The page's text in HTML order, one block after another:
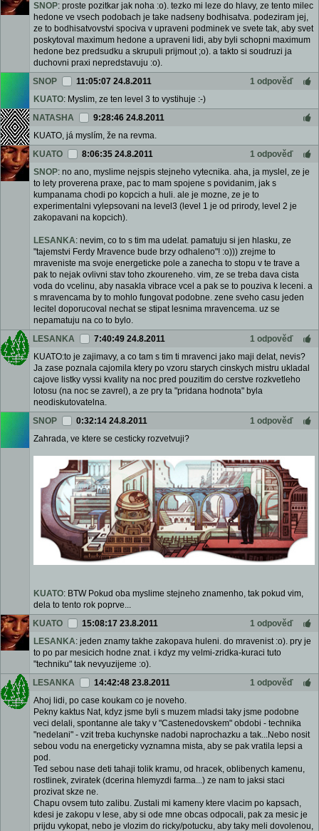
SNOP: proste pozitkar jak noha :o). tezko mi leze do hlavy, ze tento milec
hedone ve vsech podobach je take nadseny bodhisatva. podeziram jej,
ze to bodhisatvovstvi spociva v upraveni podminek ve svete tak, aby svet
poskytoval maximum hedone a upraveni lidi, aby byli schopni maximum
hedone bez predsudku a skrupuli prijmout ;o). a takto si soudruzi ja
duchovni praxi nepredstavuju :o).
SNOP
11:05:07 24.8.2011
1 odpověď
KUATO: Myslim, ze ten level 3 to vystihuje :-)
NATASHA
9:28:46 24.8.2011
KUATO, já myslím, že na revma.
KUATO
8:06:35 24.8.2011
1 odpověď
SNOP: no ano, myslime nejspis stejneho vytecnika. aha, ja myslel, ze je
to lety proverena praxe, pac to mam spojene s povidanim, jak s
kumpanama chodi po kopcich a huli. ale je mozne, ze je to
experimentalni vylepsovani na level3 (level 1 je od prirody, level 2 je
zakopavani na kopcich).
LESANKA: nevim, co to s tim ma udelat. pamatuju si jen hlasku, ze
"tajemstvi Ferdy Mravence bude brzy odhaleno"! :o))) zrejme to
mraveniste ma svoje energeticke pole a zanecha to stopu v te trave a
pak to nejak ovlivni stav toho zkoureneho. vim, ze se treba dava cista
voda do vcelinu, aby nasakla vibrace vcel a pak se to pouziva k leceni. a
s mravencama by to mohlo fungovat podobne. zene sveho casu jeden
lecitel doporucoval nechat se stipat lesnima mravencema. uz se
nepamatuju na co to bylo.
LESANKA
7:40:49 24.8.2011
1 odpověď
KUATO:to je zajimavy, a co tam s tim ti mravenci jako maji delat, nevis?
Ja zase poznala cajomila ktery po vzoru starych cinskych mistru ukladal
cajove listky vyssi kvality na noc pred pouzitim do cerstve rozkvetleho
lotosu (na noc se zavrel), a ze pry ta "pridana hodnota" byla
neodiskutovatelna.
SNOP
0:32:14 24.8.2011
1 odpověď
Zahrada, ve ktere se cesticky rozvetvuji?
KUATO: BTW Pokud oba myslime stejneho znamenho, tak pokud vim,
dela to tento rok poprve...
KUATO
15:08:17 23.8.2011
1 odpověď
LESANKA: jeden znamy takhe zakopava huleni. do mravenist :o). pry je
to po par mesicich hodne znat. i kdyz my velmi-zridka-kuraci tuto
"techniku" tak nevyuzijeme :o).
LESANKA
14:42:48 23.8.2011
1 odpověď
Ahoj lidi, po case koukam co je noveho.
Pekny kaktus Nat, kdyz jsme byli s muzem mladsi taky jsme podobne
veci delali, spontanne ale taky v "Castenedovskem" obdobi - technika
"nedelani" - vzit treba kuchynske nadobi naprochazku a tak...Nebo nosit
sebou vodu na energeticky vyznamna mista, aby se pak vratila lepsi a
pod.
Ted sebou nase deti tahaji tolik kramu, od hracek, oblibenych kamenu,
rostlinek, zviratek (dcerina hlemyzdi farma...) ze nam to jaksi staci
prozivat skze ne.
Chapu ovsem tuto zalibu. Zustali mi kameny ktere vlacim po kapsach,
kdesi je zakopu v lese, aby si ode mne obcas odpocali, pak za mesic je
prijdu vykopat, nebo je vlozim do ricky/potucku, aby taky meli dovolenou,